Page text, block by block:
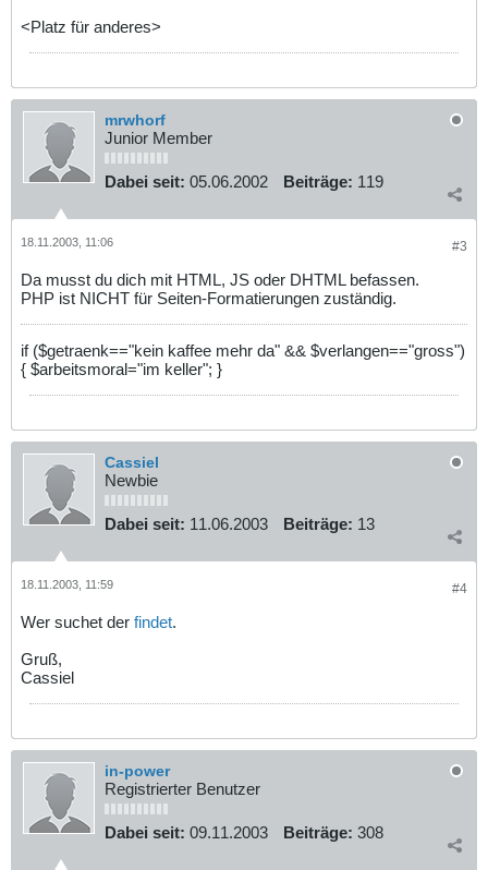
<Platz für anderes>
mrwhorf
Junior Member
Dabei seit: 05.06.2002 Beiträge: 119
#3
18.11.2003, 11:06
Da musst du dich mit HTML, JS oder DHTML befassen.
PHP ist NICHT für Seiten-Formatierungen zuständig.
if ($getraenk=="kein kaffee mehr da" && $verlangen=="gross")
{ $arbeitsmoral="im keller"; }
Cassiel
Newbie
Dabei seit: 11.06.2003 Beiträge: 13
#4
18.11.2003, 11:59
Wer suchet der findet.
Gruß,
Cassiel
in-power
Registrierter Benutzer
Dabei seit: 09.11.2003 Beiträge: 308